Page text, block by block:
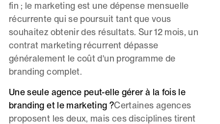
fin ; le marketing est une dépense mensuelle
récurrente qui se poursuit tant que vous
souhaitez obtenir des résultats. Sur 12 mois, un
contrat marketing récurrent dépasse
généralement le coût d'un programme de
branding complet.
Une seule agence peut-elle gérer à la fois le
branding et le marketing ?Certaines agences
proposent les deux, mais ces disciplines tirent